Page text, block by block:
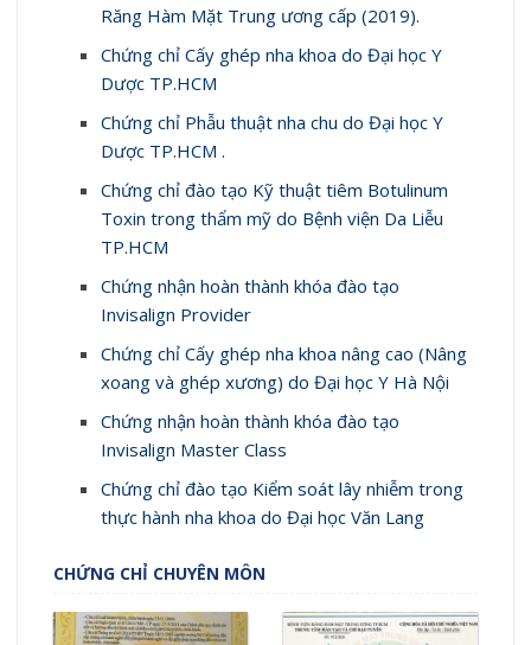
Răng Hàm Mặt Trung ương cấp (2019).
Chứng chỉ Cấy ghép nha khoa do Đại học Y
Dược TP.HCM
Chứng chỉ Phẫu thuật nha chu do Đại học Y
Dược TP.HCM .
Chứng chỉ đào tạo Kỹ thuật tiêm Botulinum
Toxin trong thẩm mỹ do Bệnh viện Da Liễu
TP.HCM
Chứng nhận hoàn thành khóa đào tạo
Invisalign Provider
Chứng chỉ Cấy ghép nha khoa nâng cao (Nâng
xoang và ghép xương) do Đại học Y Hà Nội
Chứng nhận hoàn thành khóa đào tạo
Invisalign Master Class
Chứng chỉ đào tạo Kiểm soát lây nhiễm trong
thực hành nha khoa do Đại học Văn Lang
CHỨNG CHỈ CHUYÊN MÔN